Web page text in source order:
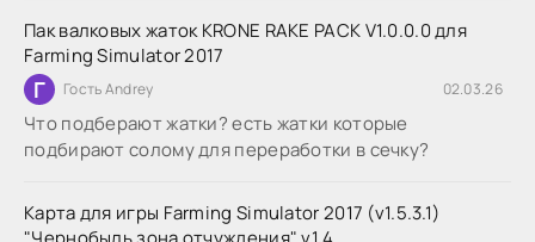
Пак валковых жаток KRONE RAKE PACK V1.0.0.0 для
Farming Simulator 2017
Г Гость Andrey 02.03.26
Что подберают жатки? есть жатки которые
подбирают солому для переработки в сечку?
Карта для игры Farming Simulator 2017 (v1.5.3.1)